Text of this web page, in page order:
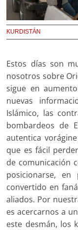
KURDISTÁN
Estos días son
nosotros sobre
sigue en
nuevas
Islámico, las
bombardeos de
autentica
que es fácil
de comunicación
posicionarse,
convertido en
aliados. Por
es acercarnos a
este desmán, los